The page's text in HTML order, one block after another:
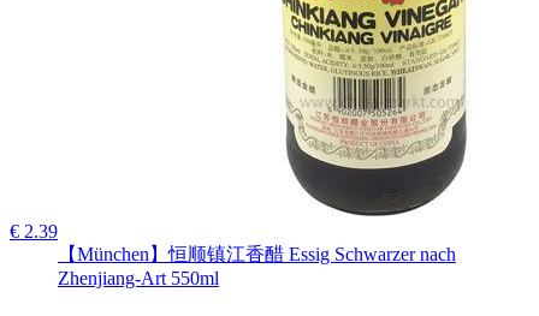
€ 2.39
【München】恒顺镇江香醋 Essig Schwarzer nach
Zhenjiang-Art 550ml